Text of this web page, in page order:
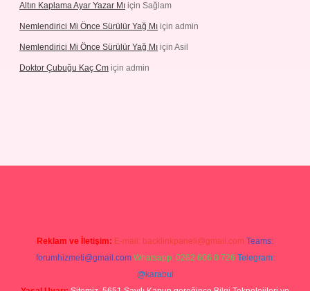
Altın Kaplama Ayar Yazar Mı için Sağlam
Nemlendirici Mi Önce Sürülür Yağ Mı için admin
Nemlendirici Mi Önce Sürülür Yağ Mı için Asil
Doktor Çubuğu Kaç Cm için admin
Reklam ve İletişim: E-mail: backlinkpaneli@gmail.com Teams:
forumhizmeti@gmail.com Whatsapp: 0262 606 0 726 Telegram:
@karabul